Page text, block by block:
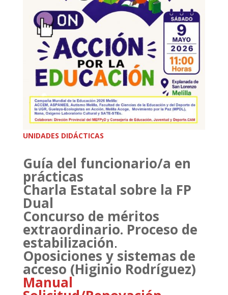
UNIDADES DIDÁCTICAS
Guía del funcionario/a en
prácticas
Charla Estatal sobre la FP
Dual
Concurso de méritos
extraordinario. Proceso de
estabilización.
Oposiciones y sistemas de
acceso (Higinio Rodríguez)
Manual